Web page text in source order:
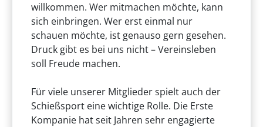
willkommen. Wer mitmachen möchte, kann
sich einbringen. Wer erst einmal nur
schauen möchte, ist genauso gern gesehen.
Druck gibt es bei uns nicht – Vereinsleben
soll Freude machen.
Für viele unserer Mitglieder spielt auch der
Schießsport eine wichtige Rolle. Die Erste
Kompanie hat seit Jahren sehr engagierte